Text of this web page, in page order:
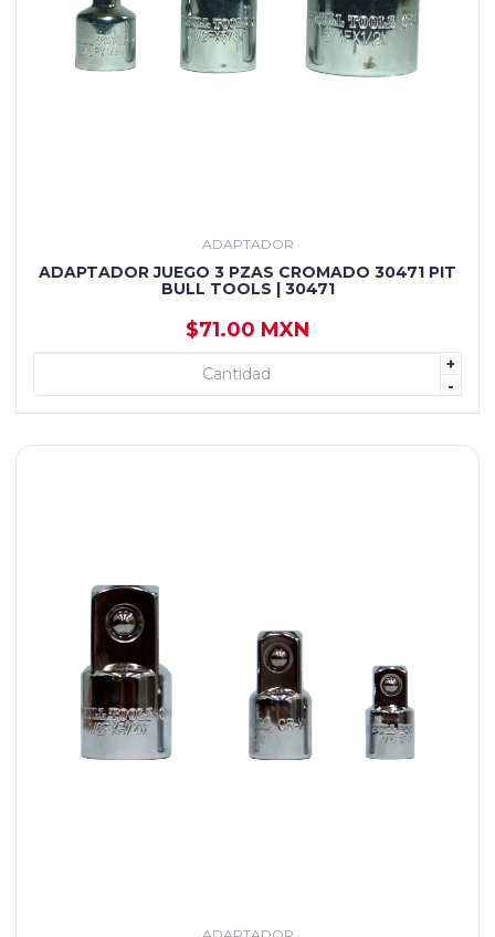
ADAPTADOR
ADAPTADOR JUEGO 3 PZAS CROMADO 30471 PIT
BULL TOOLS | 30471
$71.00 MXN
+
-
+ AGREGAR